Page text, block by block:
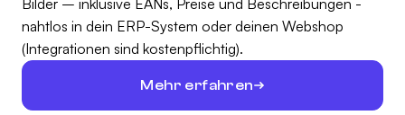
Bilder – inklusive EANs, Preise und Beschreibungen -
nahtlos in dein ERP-System oder deinen Webshop
(Integrationen sind kostenpflichtig).
Mehr erfahren